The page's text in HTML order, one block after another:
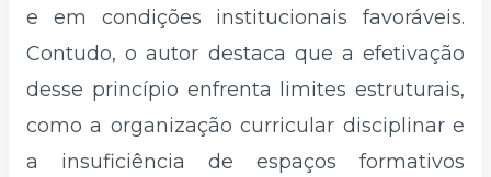
e em condições institucionais favoráveis.
Contudo, o autor destaca que a efetivação
desse princípio enfrenta limites estruturais,
como a organização curricular disciplinar e
a insuficiência de espaços formativos